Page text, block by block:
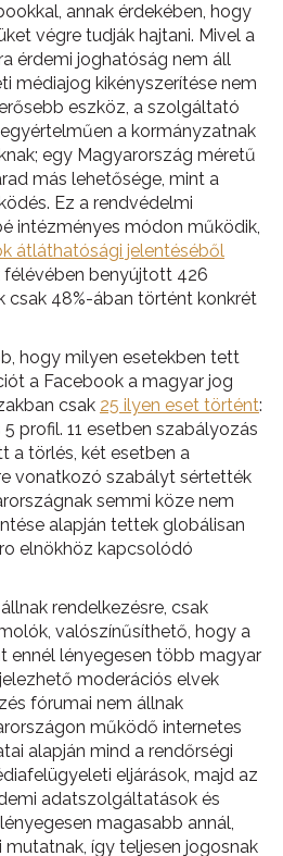
annak érdekében, hogy
végre tudják hajtani. Mivel a
érdemi joghatóság nem áll
médiajog kikényszerítése nem
eszköz, a szolgáltató
a kormányzatnak
egy Magyarország méretű
más lehetősége, mint a
Ez a rendvédelmi
intézményes módon működik,
átláthatósági jelentéséből
félévében benyújtott 426
csak 48%-ában történt konkrét
hogy milyen esetekben tett
a Facebook a magyar jog
csak 25 ilyen eset történt:
profil. 11 esetben szabályozás
a törlés, két esetben a
vonatkozó szabályt sértették
semmi köze nem
alapján tettek globálisan
elnökhöz kapcsolódó
rendelkezésre, csak
valószínűsíthető, hogy a
ennél lényegesen több magyar
moderációs elvek
fórumai nem állnak
működő internetes
alapján mind a rendőrségi
eljárások, majd az
adatszolgáltatások és
magasabb annál,
így teljesen jogosnak